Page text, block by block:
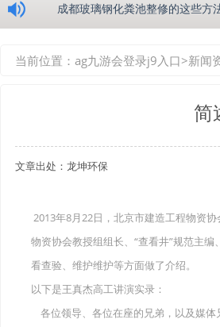
成都玻璃钢化粪池整修的这些方
四川玻璃钢化粪池逐渐取代传
关于重庆玻璃钢化粪池的这些基
在安装绵阳玻璃钢化粪池时可能
使用成都玻璃钢化粪池的七大好
当前位置： ag九游会登录j9入口>新闻
简
文章出处：龙坤环保
2013年8月22日，北京市建造工程物资
物资协会教授组组长、“查看井”规范主
看查验、维护维护等方面做了介绍。
以下是王真杰高工讲演实录：
各位领导、各位在座的兄弟，以及媒